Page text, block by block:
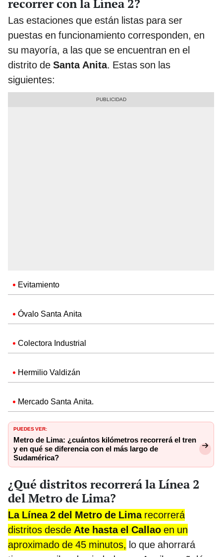
recorrer con la Línea 2?
Las estaciones que están listas para ser
puestas en funcionamiento corresponden, en
su mayoría, a las que se encuentran en el
distrito de Santa Anita. Estas son las
siguientes:
Evitamiento
Óvalo Santa Anita
Colectora Industrial
Hermilio Valdizán
Mercado Santa Anita.
PUEDES VER:
Metro de Lima: ¿cuántos kilómetros recorrerá el tren
y en qué se diferencia con el más largo de
Sudamérica?
¿Qué distritos recorrerá la Línea 2
del Metro de Lima?
La Línea 2 del Metro de Limarecorrerá
distritos desde Ate hasta el Callao en un
aproximado de 45 minutos, lo que ahorrará